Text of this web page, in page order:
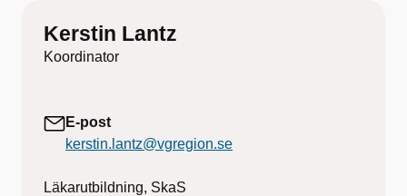
Kerstin Lantz
Koordinator
E-post
kerstin.lantz@vgregion.se
Läkarutbildning, SkaS